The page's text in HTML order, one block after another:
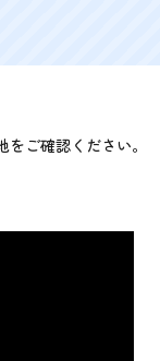
ご確認ください。